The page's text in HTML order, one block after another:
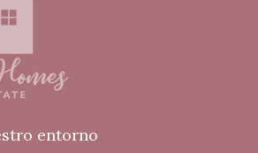
entorno